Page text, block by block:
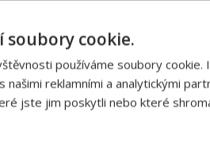
prý dochází i v nedaleké
prý ke zjevení ducha a
nový poltergeist?
soubory cookie.
používáme soubory cookie.
našimi reklamními a analytickými
jste jim poskytli nebo které